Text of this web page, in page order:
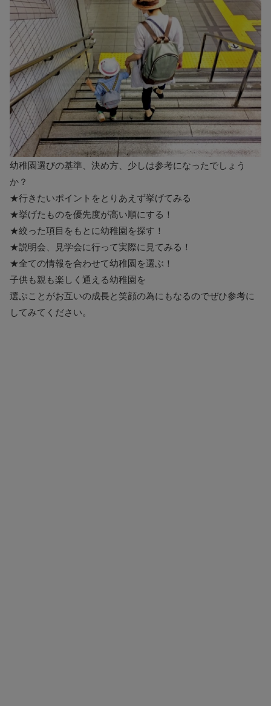
幼稚園選びの基準、決め方、少しは参考になったでしょう
か？
★行きたいポイントをとりあえず挙げてみる
★挙げたものを優先度が高い順にする！
★絞った項目をもとに幼稚園を探す！
★説明会、見学会に行って実際に見てみる！
★全ての情報を合わせて幼稚園を選ぶ！
子供も親も楽しく通える幼稚園を
選ぶことがお互いの成長と笑顔の為にもなるのでぜひ参考に
してみてください。